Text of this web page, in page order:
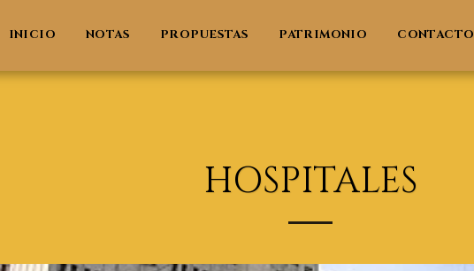
INICIO NOTAS PROPUESTAS PATRIMONIO CONTACTO
HOSPITALES